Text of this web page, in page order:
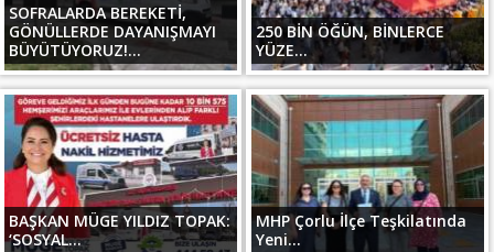
SOFRALARDA BEREKETİ,
GÖNÜLLERDE DAYANIŞMAYI
BÜYÜTÜYORUZ!...
250 BİN ÖĞÜN, BİNLERCE
YÜZE...
BAŞKAN MÜGE YILDIZ TOPAK:
‘SOSYAL...
MHP Çorlu İlçe Teşkilatında
Yeni...